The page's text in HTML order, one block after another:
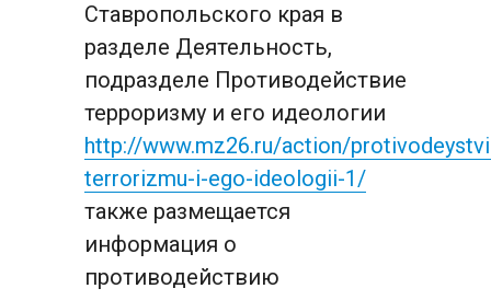
Ставропольского края в
разделе Деятельность,
подразделе Противодействие
http://www.mz26.ru/action/
terrorizmu-i-ego-ideologii-1/
также размещается
информация о
противодействию